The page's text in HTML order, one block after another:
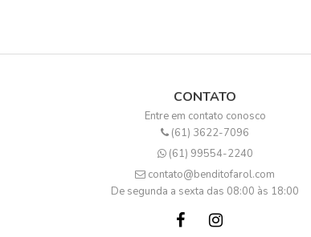
CONTATO
Entre em contato conosco
(61) 3622-7096
(61) 99554-2240
contato@benditofarol.com
De segunda a sexta das 08:00 às 18:00